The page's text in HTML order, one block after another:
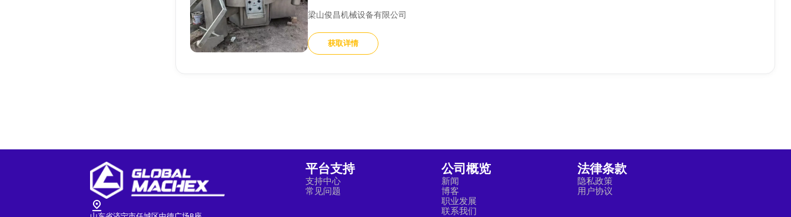
梁山俊昌机械设备有限公司
获取详情
平台支持
支持中心
常见问题
公司概览
新闻
博客
职业发展
联系我们
法律条款
隐私政策
用户协议